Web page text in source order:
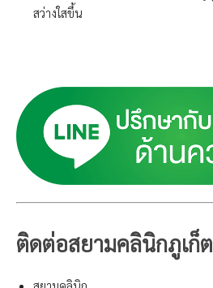
สว่างใสขึ้น
ติดต่อสยามคลินิกภูเก็ต